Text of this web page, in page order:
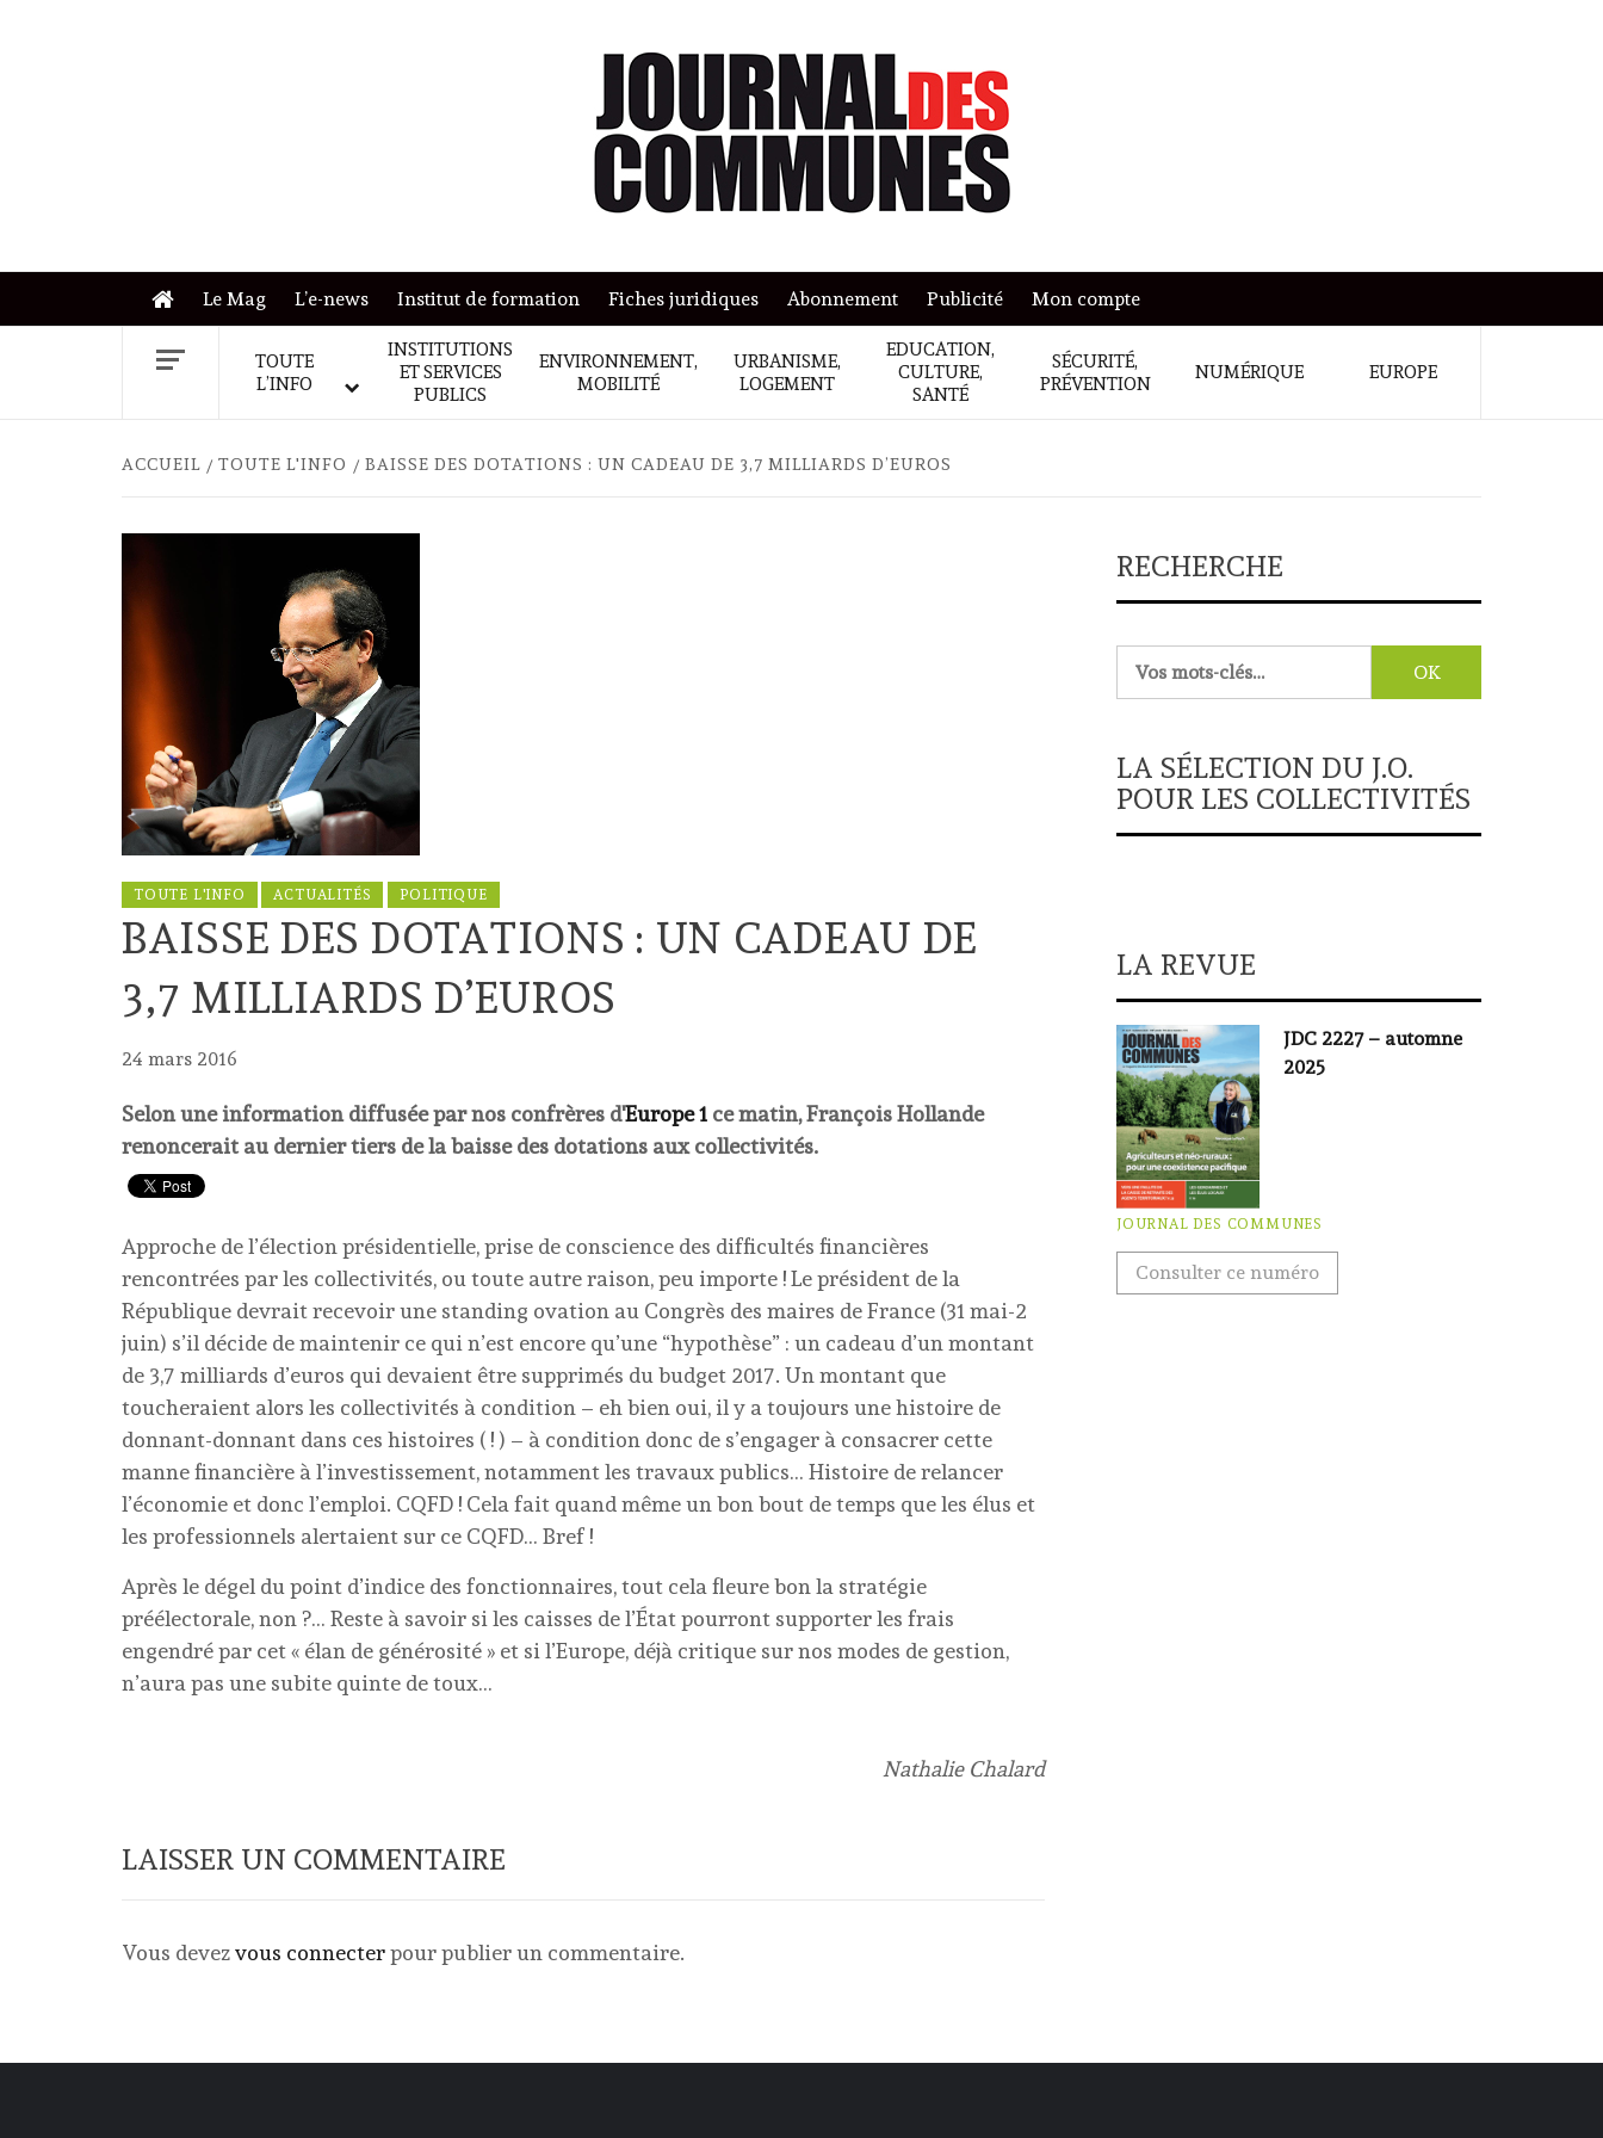
Le Mag L’e-news Institut de formation Fiches juridiques Abonnement Publicité Mon compte
TOUTE
L’INFO
INSTITUTIONS
ET SERVICES
PUBLICS
ENVIRONNEMENT,
MOBILITÉ
URBANISME,
LOGEMENT
EDUCATION,
CULTURE,
SANTÉ
SÉCURITÉ,
PRÉVENTION
NUMÉRIQUE EUROPE
ACCUEIL TOUTE L'INFO BAISSE DES DOTATIONS : UN CADEAU DE 3,7 MILLIARDS D’EUROS
TOUTE L'INFO ACTUALITÉS POLITIQUE
BAISSE DES DOTATIONS : UN CADEAU DE
3,7 MILLIARDS D’EUROS
24 mars 2016
Selon une information diffusée par nos confrères d'Europe 1 ce matin, François Hollande
renoncerait au dernier tiers de la baisse des dotations aux collectivités.
Approche de l’élection présidentielle, prise de conscience des difficultés financières
rencontrées par les collectivités, ou toute autre raison, peu importe ! Le président de la
République devrait recevoir une standing ovation au Congrès des maires de France (31 mai-2
juin) s’il décide de maintenir ce qui n’est encore qu’une “hypothèse” : un cadeau d’un montant
de 3,7 milliards d’euros qui devaient être supprimés du budget 2017. Un montant que
toucheraient alors les collectivités à condition – eh bien oui, il y a toujours une histoire de
donnant-donnant dans ces histoires ( ! ) – à condition donc de s’engager à consacrer cette
manne financière à l’investissement, notamment les travaux publics… Histoire de relancer
l’économie et donc l’emploi. CQFD ! Cela fait quand même un bon bout de temps que les élus et
les professionnels alertaient sur ce CQFD… Bref !
Après le dégel du point d’indice des fonctionnaires, tout cela fleure bon la stratégie
préélectorale, non ?… Reste à savoir si les caisses de l’État pourront supporter les frais
engendré par cet « élan de générosité » et si l’Europe, déjà critique sur nos modes de gestion,
n’aura pas une subite quinte de toux…
Nathalie Chalard
LAISSER UN COMMENTAIRE
Vous devezvous connecterpour publier un commentaire.
RECHERCHE
LA SÉLECTION DU J.O.
POUR LES COLLECTIVITÉS
LA REVUE
JDC 2227 – automne
2025
JOURNAL DES COMMUNES
Consulter ce numéro